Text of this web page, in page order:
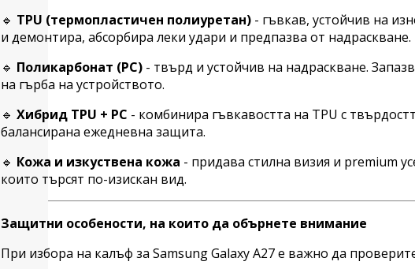
🔹 TPU (термопластичен полиуретан) - гъвкав, устойчив на
и демонтира, абсорбира леки удари и предпазва от надраскване.
🔹 Поликарбонат (PC) - твърд и устойчив на надраскване.
на гърба на устройството.
🔹 Хибрид TPU + PC - комбинира гъвкавостта на TPU с
балансирана ежедневна защита.
🔹 Кожа и изкуствена кожа - придава стилна визия и premium
които търсят по-изискан вид.
Защитни особености, на които да обърнете внимание
При избора на калъф за Samsung Galaxy A27 е важно да